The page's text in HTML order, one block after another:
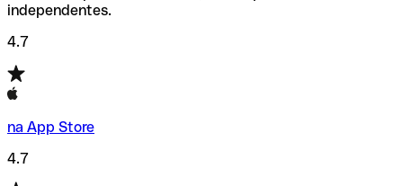
independentes.
4.7
na App Store
4.7